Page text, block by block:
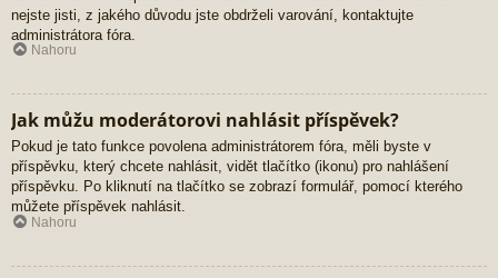
nejste jisti, z jakého důvodu jste obdrželi varování, kontaktujte
administrátora fóra.
Nahoru
Jak můžu moderátorovi nahlásit příspěvek?
Pokud je tato funkce povolena administrátorem fóra, měli byste v
příspěvku, který chcete nahlásit, vidět tlačítko (ikonu) pro nahlášení
příspěvku. Po kliknutí na tlačítko se zobrazí formulář, pomocí kterého
můžete příspěvek nahlásit.
Nahoru